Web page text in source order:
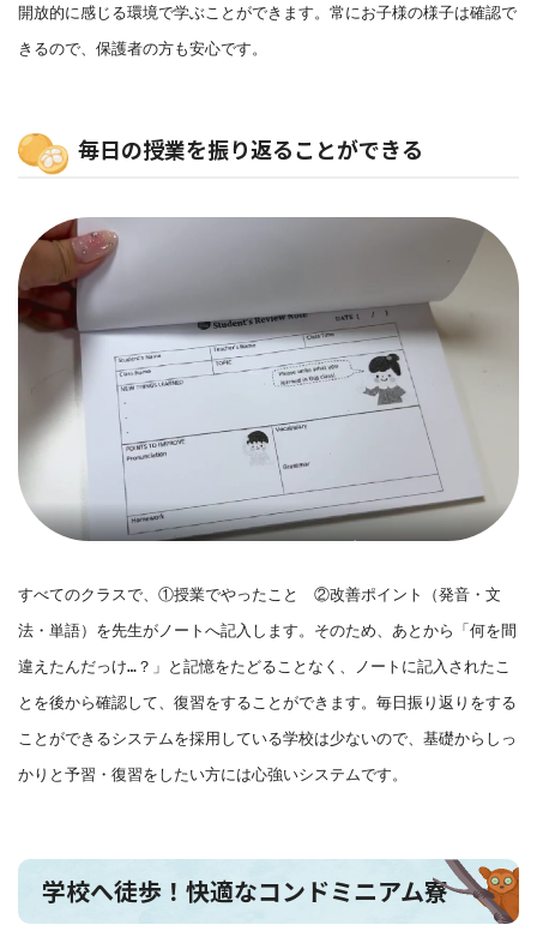
開放的に感じる環境で学ぶことができます。常にお子様の様子は確認で
きるので、保護者の方も安心です。
毎日の授業を振り返ることができる
すべてのクラスで、①授業でやったこと　②改善ポイント（発音・文
法・単語）を先生がノートへ記入します。そのため、あとから「何を間
違えたんだっけ…？」と記憶をたどることなく、ノートに記入されたこ
とを後から確認して、復習をすることができます。毎日振り返りをする
ことができるシステムを採用している学校は少ないので、基礎からしっ
かりと予習・復習をしたい方には心強いシステムです。
学校へ徒歩！快適なコンドミニアム寮